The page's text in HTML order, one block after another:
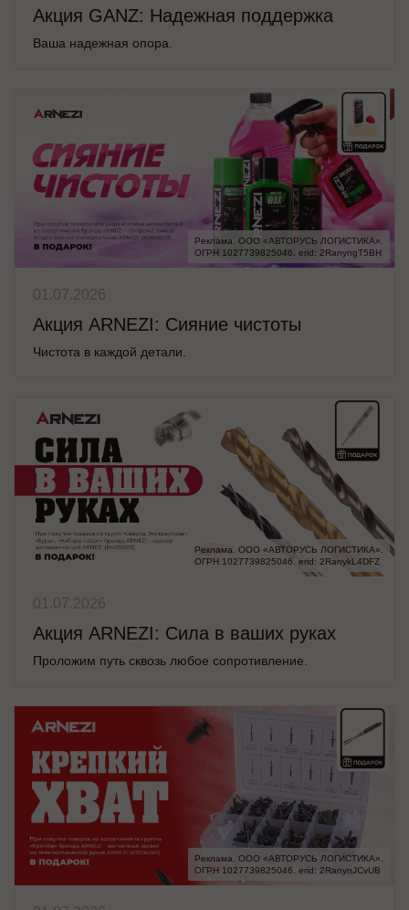
Акция GANZ: Надежная поддержка
Ваша надежная опора.
Реклама. ООО «АВТОРУСЬ ЛОГИСТИКА».
ОГРН 1027739825046. erid: 2RanyngT5BH
01.07.2026
Акция ARNEZI: Сияние чистоты
Чистота в каждой детали.
Реклама. ООО «АВТОРУСЬ ЛОГИСТИКА».
ОГРН 1027739825046. erid: 2RanykL4DFZ
01.07.2026
Акция ARNEZI: Сила в ваших руках
Проложим путь сквозь любое сопротивление.
Реклама. ООО «АВТОРУСЬ ЛОГИСТИКА».
ОГРН 1027739825046. erid: 2RanynJCvUB